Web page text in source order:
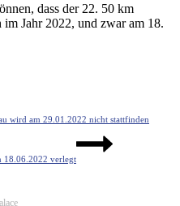
dass der 22. 50 km
Jahr 2022, und zwar am 18.
wird am 29.01.2022 nicht stattfinden
18.06.2022 verlegt